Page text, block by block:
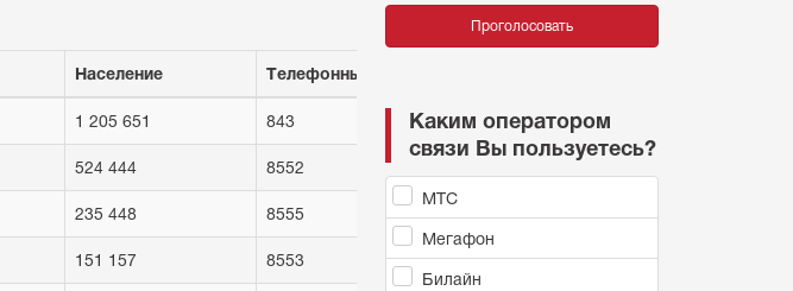
Население Телефонный код
1 205 651 843
524 444 8552
235 448 8555
151 157 8553
Проголосовать
Каким оператором
связи Вы пользуетесь?
МТС
Мегафон
Билайн